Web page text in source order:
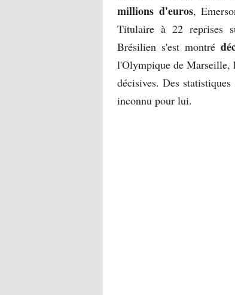
millions d'euros,
Titulaire à 22 reprises
Brésilien s'est montré
l'Olympique de Marseille,
décisives. Des
inconnu pour lui.